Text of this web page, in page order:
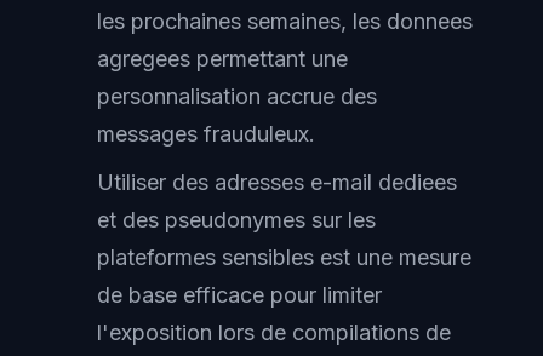
les prochaines semaines, les donnees
agregees permettant une
personnalisation accrue des
messages frauduleux.
Utiliser des adresses e-mail dediees
et des pseudonymes sur les
plateformes sensibles est une mesure
de base efficace pour limiter
l'exposition lors de compilations de